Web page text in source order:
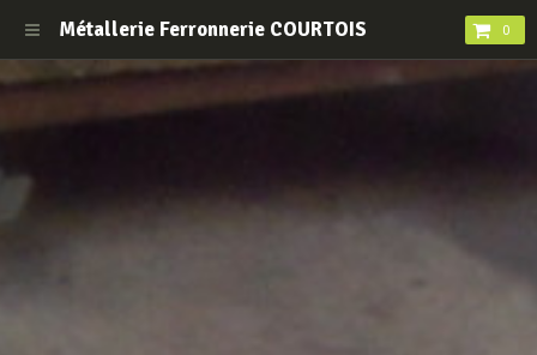
Métallerie Ferronnerie COURTOIS 0